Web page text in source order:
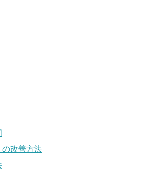
の改善方法